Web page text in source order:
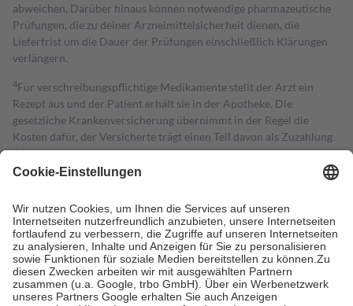
abweichen. Darüber hinaus können notwendige pharmazeutische
Prüfungen, die zu deiner Arzneimittelsicherheit dienen, die
Lieferfrist um die Dauer der Prüfungen einschließlich Klärungen
verlängern.
4Für verschreibungspflichtige Medikamente stellt der Arzt ein
Rezept aus und der Patient erhält sie in der Apotheke. Die
gesetzliche Krankenversicherung übernimmt in der Regel die
Kosten dafür, der Versicherte trägt einen Teil davon als Zuzahlung
mit.
Grundsätzlich leisten Mitglieder Zuzahlungen in Höhe von zehn
höchstens zehn Euro.
Es sind jedoch nie mehr als die tatsächlichen
Kosten der Leistung zu entrichten.
Diese Regeln gelten grundsätzlich auch für Online-Apotheken.
Bei Heilmitteln und häuslicher Krankenpflege beträgt die
Zuzahlung zehn Prozent der Kosten sowie zehn Euro je
Verordnung.
Um das Engagement der Versicherten für ihre eigene Gesundheit zu